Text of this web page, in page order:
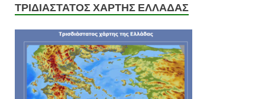
ΤΡΙΔΙΑΣΤΑΤΟΣ ΧΑΡΤΗΣ ΕΛΛΑΔΑΣ